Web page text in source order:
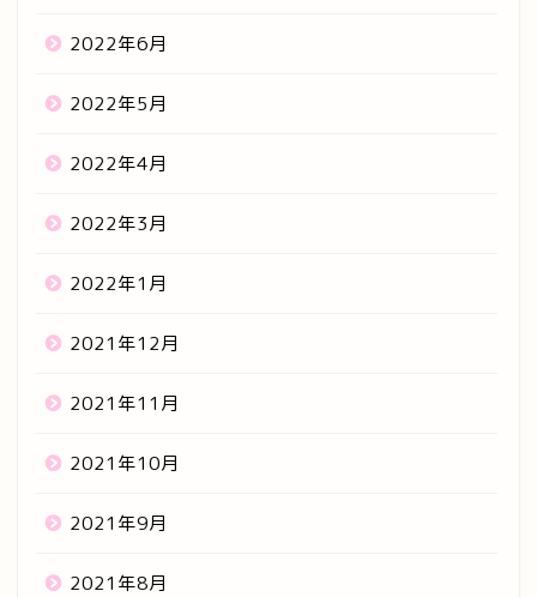
2022年6月
2022年5月
2022年4月
2022年3月
2022年1月
2021年12月
2021年11月
2021年10月
2021年9月
2021年8月